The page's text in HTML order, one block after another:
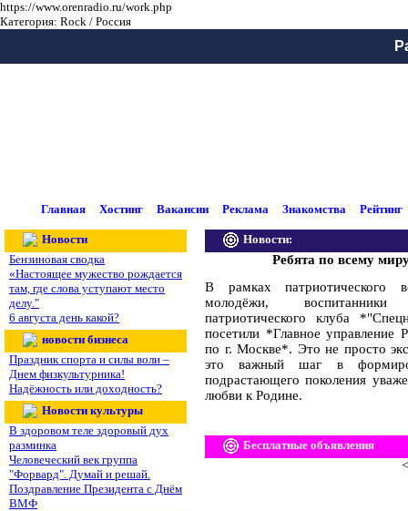
https://www.orenradio.ru/work.php
Категория: Rock / Россия
Главная Хостинг Вакансии Реклама Знакомства Рейтинг
Новости
Бензиновая сводка
«Настоящее мужество рождается
там, где слова уступают место
делу."
6 августа день какой?
новости бизнеса
Праздник спорта и силы воли –
Днем физкультурника!
Надёжность или доходность?
Новости культуры
В здоровом теле здоровый дух
разминка
Человеческий век группа
"Форвард". Думай и решай.
Поздравление Президента с Днём
ВМФ
Новости:
Ребята по всему
В рамках патриотического
молодёжи, воспитанники
патриотического клуба
посетили *Главное управление
по г. Москве*. Это не просто
это важный шаг в
подрастающего поколения
любви к Родине.
Бесплатные объявления